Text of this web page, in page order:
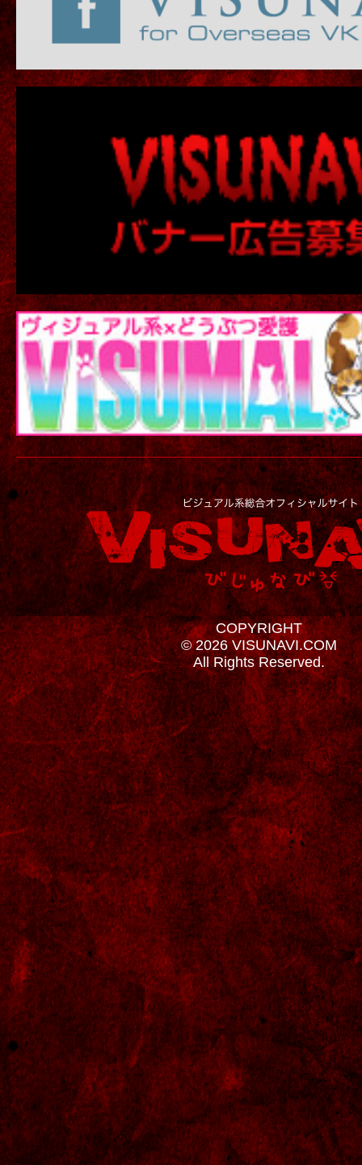
COPYRIGHT
© 2026 VISUNAVI.COM
All Rights Reserved.